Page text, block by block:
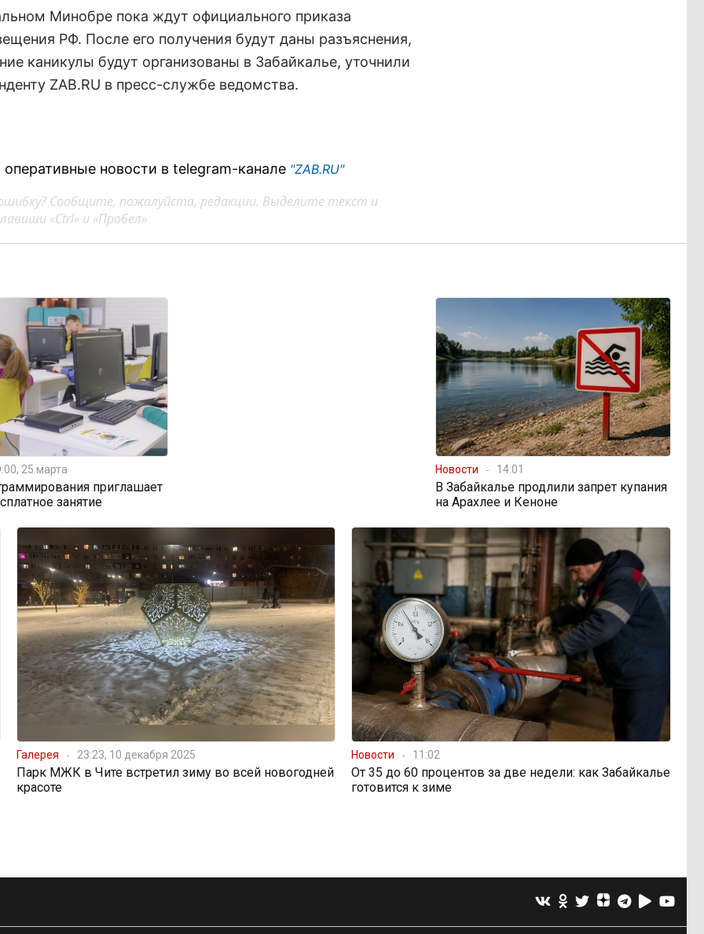
Минобре пока ждут официального приказа
РФ. После его получения будут даны разъяснения,
каникулы будут организованы в Забайкалье, уточнили
ZAB.RU в пресс-службе ведомства.
новости в telegram-канале "ZAB.RU"
Сообщите, пожалуйста, редакции. Выделите текст и
«Ctrl» и «Пробел»
25 марта
приглашает
занятие
Новости 14:01
В Забайкалье продлили запрет купания
на Арахлее и Кеноне
Галерея 23:23, 10 декабря 2025
Парк МЖК в Чите встретил зиму во всей новогодней
красоте
Новости 11:02
От 35 до 60 процентов за две недели: как Забайкалье
готовится к зиме